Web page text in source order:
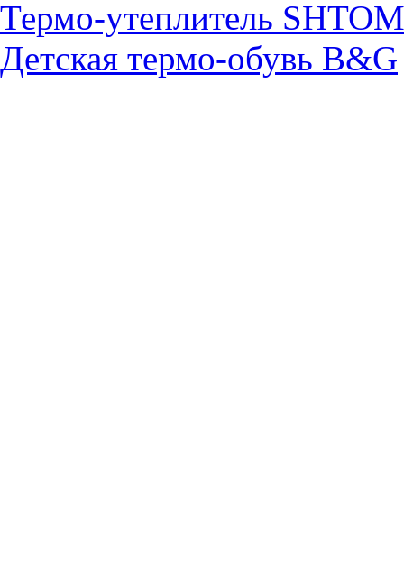
Термо-утеплитель SHTOM
Детская термо-обувь B&G